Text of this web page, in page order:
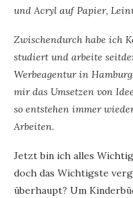
und Acryl auf Papier,
Zwischendurch habe ich
studiert und arbeite
Werbeagentur in
mir das Umsetzen von
so entstehen immer
Arbeiten.
Jetzt bin ich alles
doch das Wichtigste
überhaupt? Um